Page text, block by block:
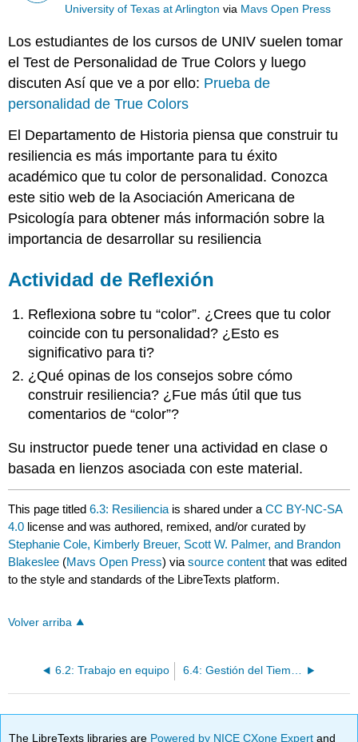
University of Texas at Arlington via Mavs Open Press
Los estudiantes de los cursos de UNIV suelen tomar
el Test de Personalidad de True Colors y luego
discuten Así que ve a por ello: Prueba de
personalidad de True Colors
El Departamento de Historia piensa que construir tu
resiliencia es más importante para tu éxito
académico que tu color de personalidad. Conozca
este sitio web de la Asociación Americana de
Psicología para obtener más información sobre la
importancia de desarrollar su resiliencia
Actividad de Reflexión
Reflexiona sobre tu “color”. ¿Crees que tu color
coincide con tu personalidad? ¿Esto es
significativo para ti?
¿Qué opinas de los consejos sobre cómo
construir resiliencia? ¿Fue más útil que tus
comentarios de “color”?
Su instructor puede tener una actividad en clase o
basada en lienzos asociada con este material.
This page titled6.3: Resiliencia is shared under aCC BY-NC-SA
4.0 license and was authored, remixed, and/or curated by
Stephanie Cole, Kimberly Breuer, Scott W. Palmer, and Brandon
Blakeslee (Mavs Open Press) viasource content that was edited
to the style and standards of the LibreTexts platform.
Volver arriba
6.2: Trabajo en equipo 6.4: Gestión del Tiempo
The LibreTexts libraries are Powered by NICE CXone Expertand